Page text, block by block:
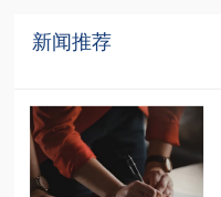
新闻推荐